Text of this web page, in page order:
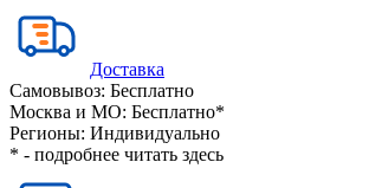
Доставка
Самовывоз: Бесплатно
Москва и МО: Бесплатно*
Регионы: Индивидуально
* - подробнее читать здесь